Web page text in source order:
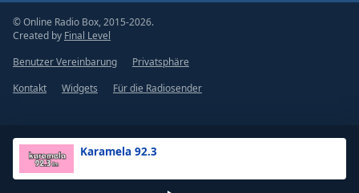
Karamela 92.3
© Online Radio Box, 2015-2026.
Created by Final Level
Benutzer Vereinbarung
Privatsphäre
Kontakt
Widgets Für die Radiosender